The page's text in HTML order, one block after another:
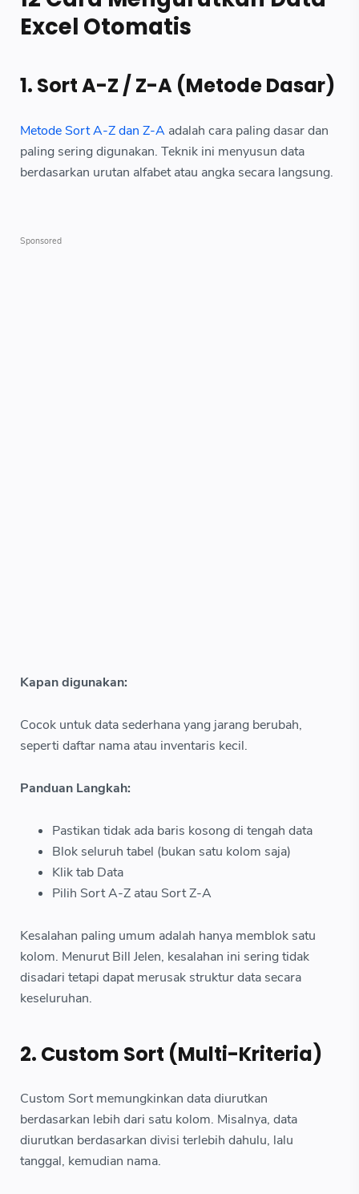
Excel Otomatis
1. Sort A-Z / Z-A (Metode Dasar)
Metode Sort A-Z dan Z-A adalah cara paling dasar dan
paling sering digunakan. Teknik ini menyusun data
berdasarkan urutan alfabet atau angka secara langsung.
Kapan digunakan:
Cocok untuk data sederhana yang jarang berubah,
seperti daftar nama atau inventaris kecil.
Panduan Langkah:
Pastikan tidak ada baris kosong di tengah data
Blok seluruh tabel (bukan satu kolom saja)
Klik tab Data
Pilih Sort A-Z atau Sort Z-A
Kesalahan paling umum adalah hanya memblok satu
kolom. Menurut Bill Jelen, kesalahan ini sering tidak
disadari tetapi dapat merusak struktur data secara
keseluruhan.
2. Custom Sort (Multi-Kriteria)
Custom Sort memungkinkan data diurutkan
berdasarkan lebih dari satu kolom. Misalnya, data
diurutkan berdasarkan divisi terlebih dahulu, lalu
tanggal, kemudian nama.